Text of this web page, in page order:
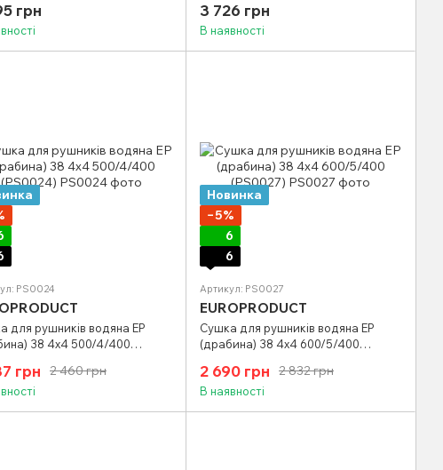
грн 3 726 грн
В наявності
PS0024
для рушників водяна EP
38 4х4 500/4/400
2 460 грн
грн
Новинка
−5%
6
6
Артикул: PS0027
EUROPRODUCT
Сушка для рушників водяна EP
(драбина) 38 4х4 600/5/400
2 832 грн
2 690 грн
В наявності